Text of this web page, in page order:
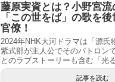
藤原実資とは？小野宮
「この世をば」の歌を
官僚！
2024年NHK大河ドラマは「源氏
紫式部が主人公でそのパトロン
とのラブストーリーも含む「光
記事を読む